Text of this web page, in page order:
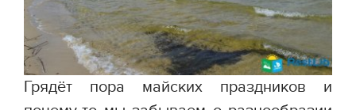
Грядёт пора майских праздников и